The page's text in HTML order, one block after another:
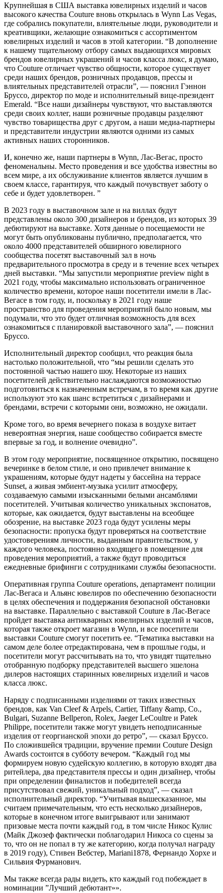
Крупнейшая в США выставка ювелирных изделий и часов
высокого качества Couture вновь открылась в Wynn Las Vegas,
где собрались покупатели, влиятельные люди, руководители и
креативщики, желающие ознакомиться с ассортиментом
ювелирных изделий и часов в этой категории. “В дополнение
к нашему тщательному отбору самых выдающихся мировых
брендов ювелирных украшений и часов класса люкс, я думаю,
что Couture отличает чувство общности, которое существует
среди наших брендов, розничных продавцов, прессы и
влиятельных представителей отрасли”, — пояснил Гэннон
Бруссо, директор по моде и исполнительный вице-президент
Emerald. “Все наши дизайнеры чувствуют, что выставляются
среди своих коллег, наши розничные продавцы разделяют
чувство товарищества друг с другом, а наши медиа-партнеры
и представители индустрии являются одними из самых
активных наших сторонников.
И, конечно же, наши партнеры в Wynn, Лас-Вегас, просто
феноменальны. Место проведения и все удобства известны во
всем мире, а их обслуживание клиентов является лучшим в
своем классе, гарантируя, что каждый почувствует заботу о
себе и будет удовлетворен. ”
В 2023 году в выставочном зале и на виллах будут
представлены около 300 дизайнеров и брендов, из которых 39
дебютируют на выставке. Хотя данные о посещаемости не
могут быть опубликованы публично, предполагается, что
около 4000 представителей обширного ювелирного
сообщества посетят выставочный зал в ночь
предварительного просмотра в среду и в течение всех четырех
дней выставки. “Мы запустили мероприятие preview night в
2021 году, чтобы максимально использовать ограниченное
количество времени, которое наши посетители имели в Лас-
Вегасе в том году, и, поскольку в 2021 году наше
пространство для проведения мероприятий было новым, мы
подумали, что это будет отличная возможность для всех
ознакомиться с планировкой выставочного зала”, — пояснил
Бруссо.
Исполнительный директор сообщил, что реакция была
настолько положительной, что “мы решили сделать это
постоянной частью нашего шоу. Некоторые из наших
посетителей действительно наслаждаются возможностью
подготовиться к назначенным встречам, в то время как другие
используют это как шанс встретиться с дизайнерами и
брендами, встречи с которыми они, возможно, не ожидали.
Кроме того, во время вечернего показа в воздухе витает
невероятная энергия, наше сообщество собирается вместе
впервые за год, и волнение очевидно”.
В этом году мероприятие, посвященное открытию, посвящено
вечеринке в белом стиле, и оно привлечет внимание к
украшениям, которые будут надеты у бассейна на террасе
Sunset, а живая эмбиент-музыка усилит атмосферу,
создаваемую самыми изысканными белыми ансамблями
посетителей. Учитывая количество уникальных экспонатов,
которые, как ожидается, будут выставлены на всеобщее
обозрение, на выставке 2023 года будут усилены меры
безопасности: пропуска будут проверяться на соответствие
удостоверениям личности, выданным правительством, у
каждого человека, постоянно входящего в помещение для
проведения мероприятий, а также будут проводиться
ежедневные брифинги с сотрудниками службы безопасности.
Оперативная группа Couture operations, департамент полиции
Лас-Вегаса и Альянс ювелиров по обеспечению безопасности
в целях обеспечения и поддержания безопасной обстановки
на выставке. Параллельно с выставкой Couture в Лас-Вегасе
пройдет выставка антикварных ювелирных изделий и часов,
которая также откроет магазин в Wynn, и все посетители
выставки Couture смогут посетить ее. “Тематика выставки на
самом деле более отредактирована, чем в прошлые годы, и
посетители могут рассчитывать на то, что увидят тщательно
отобранную подборку представителей высшего эшелона
дилеров настоящих старинных ювелирных изделий и часов
класса люкс.
Наряду с подписанными изделиями от таких известных
брендов, как Van Cleef & Arpels, Cartier, Tiffany &amp, Co.,
Bulgari, Suzanne Bellperon, Rolex, Jaeger LeCoultre и Patek
Philippe, посетители также могут увидеть неподписанные
изделия от георгианской эпохи до ретро”, — сказал Бруссо.
По сложившейся традиции, вручение премии Couture Design
Awards состоится в субботу вечером. “Каждый год мы
формируем новую судейскую коллегию, в которую входят два
ритейлера, два представителя прессы и один дизайнер, чтобы
при определении финалистов и победителей всегда
присутствовал свежий, уникальный подход”, — сказал
исполнительный директор. “Учитывая вышесказанное, мы
считаем примечательным, что есть несколько дизайнеров,
которые в конечном итоге выигрывают или занимают
призовые места почти каждый год, в том числе Никос Кулис
(Майк Джозеф фактически поблагодарил Никоса со сцены за
то, что он не попал в ту же категорию, когда получал награду
в 2019 году), Стивен Вебстер, Mariani1878, Фернандо Хорхе и
Сильвия Фурманович.
Мы также всегда рады видеть, кто каждый год побеждает в
номинации ”Лучший дебютант»».